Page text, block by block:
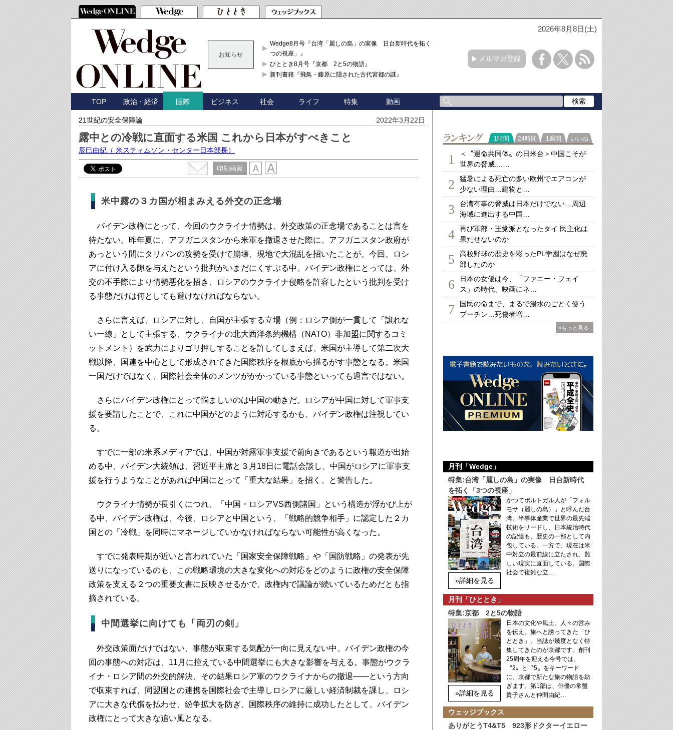
2026年8月8日(土)
お知らせ
Wedge8月号『台湾「麗しの島」の実像 日台新時代を拓く「3
つの視座」』
ひととき8月号『京都 2と5の物語』
新刊書籍『飛鳥・藤原に隠された古代宮都の謎』
メルマガ登録
TOP 政治・経済 国際 ビジネス 社会 ライフ 特集 動画
21世紀の安全保障論 2022年3月22日
露中との冷戦に直面する米国 これから日本がすべきこと
辰巳由紀 （ 米スティムソン・センター日本部長）
印刷画面
米中露の３カ国が相まみえる外交の正念場
バイデン政権にとって、今回のウクライナ情勢は、外交政策の正念場であることは言を
待たない。昨年夏に、アフガニスタンから米軍を撤退させた際に、アフガニスタン政府が
あっという間にタリバンの攻勢を受けて崩壊、現地で大混乱を招いたことが、今回、ロシ
アに付け入る隙を与えたという批判がいまだにくすぶる中、バイデン政権にとっては、外
交の不手際により情勢悪化を招き、ロシアのウクライナ侵略を許容したという批判を受け
る事態だけは何としても避けなければならない。
さらに言えば、ロシアに対し、自国が主張する立場（例：ロシア側が一貫して「譲れな
い一線」として主張する、ウクライナの北大西洋条約機構（NATO）非加盟に関するコミ
ットメント）を武力によりゴリ押しすることを許してしまえば、米国が主導して第二次大
戦以降、国連を中心として形成されてきた国際秩序を根底から揺るがす事態となる。米国
一国だけではなく、国際社会全体のメンツがかかっている事態といっても過言ではない。
さらにバイデン政権にとって悩ましいのは中国の動きだ。ロシアが中国に対して軍事支
援を要請したことで、これに中国がどのように対応するかも、バイデン政権は注視してい
る。
すでに一部の米系メディアでは、中国が対露軍事支援で前向きであるという報道が出始
める中、バイデン大統領は、習近平主席と３月18日に電話会談し、中国がロシアに軍事支
援を行うようなことがあれば中国にとって「重大な結果」を招く、と警告した。
ウクライナ情勢が長引くにつれ、「中国・ロシアVS西側諸国」という構造が浮かび上が
る中、バイデン政権は、今後、ロシアと中国という、「戦略的競争相手」に認定した２カ
国との「冷戦」を同時にマネージしていかなければならない可能性が高くなった。
すでに発表時期が近いと言われていた「国家安全保障戦略」や「国防戦略」の発表が先
送りになっているのも、この戦略環境の大きな変化への対応をどのように政権の安全保障
政策を支える２つの重要文書に反映させるかで、政権内で議論が続いているためだとも指
摘されている。
中間選挙に向けても「両刃の剣」
外交政策面だけではない、事態が収束する気配が一向に見えない中、バイデン政権の今
回の事態への対応は、11月に控えている中間選挙にも大きな影響を与える。事態がウクラ
イナ・ロシア間の外交的解決、その結果ロシア軍のウクライナからの撤退――という方向
で収束すれば、同盟国との連携を国際社会で主導しロシアに厳しい経済制裁を課し、ロシ
アに大きな代償を払わせ、紛争拡大を防ぎ、国際秩序の維持に成功したとして、バイデン
政権にとって大きな追い風となる。
ランキング
1時間 24時間 1週間 いいね
1
＜〝運命共同体〟の日米台＞中国こそが
世界の脅威....…
2
猛暑による死亡の多い欧州でエアコンが
少ない理由…建物と…
3
台湾有事の脅威は日本だけでない…周辺
海域に進出する中国…
4
再び軍部・王党派となったタイ 民主化は
果たせないのか
5
高校野球の歴史を彩ったPL学園はなぜ廃
部したのか
6
日本の女優は今、「ファニー・フェイ
ス」の時代、映画にネ…
7
国民の命まで、まるで湯水のごとく使う
プーチン…死傷者増…
»もっと見る
月刊「Wedge」
特集:台湾「麗しの島」の実像 日台新時代
を拓く「3つの視座」
»詳細を見る
かつてポルトガル人が「フォル
モサ（麗しの島）」と呼んだ台
湾。半導体産業で世界の最先端
技術をリードし、日本統治時代
の記憶も、歴史の一部として内
包している。一方で、現在は米
中対立の最前線に立たされ、難
しい現実に直面している。国際
社会で複雑な立…
月刊「ひととき」
特集:京都 2と5の物語
»詳細を見る
日本の文化や風土、人々の営み
を伝え、旅へと誘ってきた「ひ
ととき」。当誌が幾度となく特
集してきたのが京都です。創刊
25周年を迎える今号では、
〝2〟と〝5〟をキーワード
に、京都で新たな旅の物語を紡
ぎます。第1部は、俳優の常盤
貴子さんと仲間由紀…
ウェッジブックス
ありがとうT4&T5 923形ドクターイエロー